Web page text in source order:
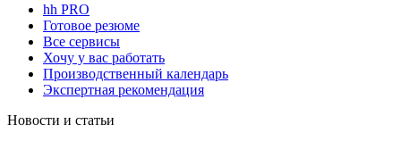
hh PRO
Готовое резюме
Все сервисы
Хочу у вас работать
Производственный календарь
Экспертная рекомендация
Новости и статьи